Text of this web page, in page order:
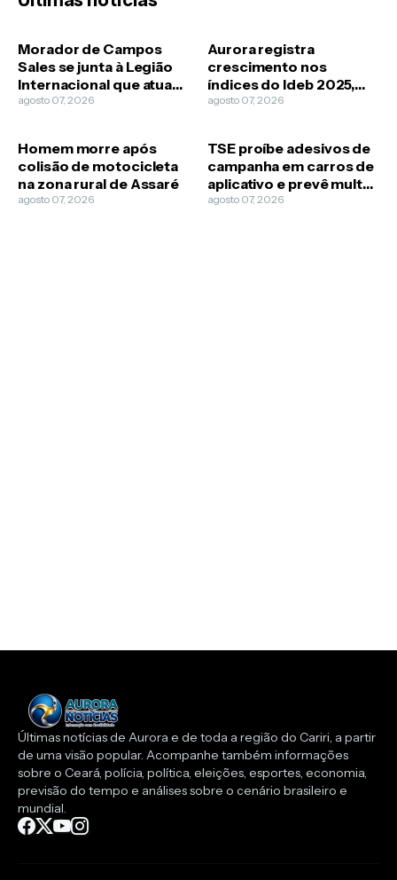
Morador de Campos
Sales se junta à Legião
Internacional que atua
na guerra da Ucrânia
agosto 07, 2026
Aurora registra
crescimento nos
índices do Ideb 2025,
aponta divulgação da
agosto 07, 2026
Homem morre após
colisão de motocicleta
na zona rural de Assaré
agosto 07, 2026
TSE proíbe adesivos de
campanha em carros de
aplicativo e prevê multa
para candidatos
agosto 07, 2026
Últimas notícias de Aurora e de toda a região do Cariri, a partir
de uma visão popular. Acompanhe também informações
sobre o Ceará, polícia, política, eleições, esportes, economia,
previsão do tempo e análises sobre o cenário brasileiro e
mundial.